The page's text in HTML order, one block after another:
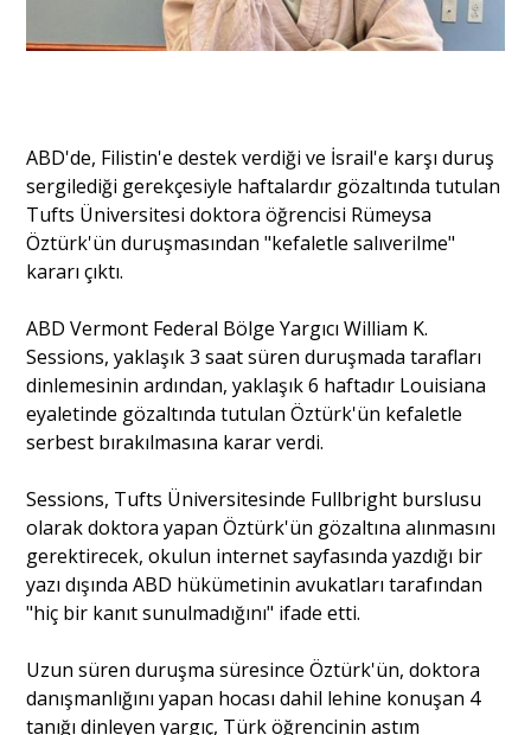
Yazı Dizisi
Yazarlar
Eğitim
Dosya Haber
Ankara Analiz
Sağlık
ABD'de, Filistin'e destek verdiği ve İsrail'e karşı duruş
sergilediği gerekçesiyle haftalardır gözaltında tutulan
Tufts Üniversitesi doktora öğrencisi Rümeysa
Öztürk'ün duruşmasından "kefaletle salıverilme"
kararı çıktı.
ABD Vermont Federal Bölge Yargıcı William K.
Sessions, yaklaşık 3 saat süren duruşmada tarafları
dinlemesinin ardından, yaklaşık 6 haftadır Louisiana
eyaletinde gözaltında tutulan Öztürk'ün kefaletle
serbest bırakılmasına karar verdi.
Sessions, Tufts Üniversitesinde Fullbright burslusu
olarak doktora yapan Öztürk'ün gözaltına alınmasını
gerektirecek, okulun internet sayfasında yazdığı bir
yazı dışında ABD hükümetinin avukatları tarafından
"hiç bir kanıt sunulmadığını" ifade etti.
Uzun süren duruşma süresince Öztürk'ün, doktora
danışmanlığını yapan hocası dahil lehine konuşan 4
tanığı dinleyen yargıç, Türk öğrencinin astım